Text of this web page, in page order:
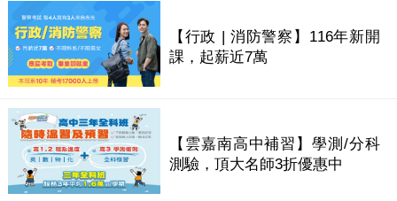
【行政 | 消防警察】116年新開
課，起薪近7萬
【雲嘉南高中補習】學測/分科
測驗，頂大名師3折優惠中